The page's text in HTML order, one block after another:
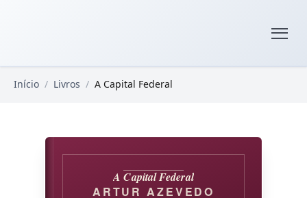
Início / Livros / A Capital Federal
A Capital Federal
ARTUR AZEVEDO